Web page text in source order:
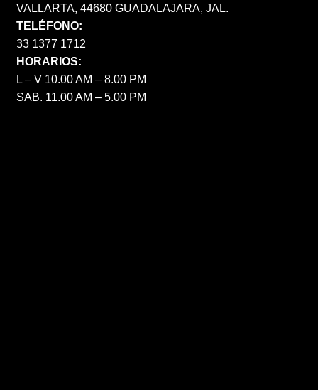
VALLARTA, 44680 GUADALAJARA, JAL.
TELÉFONO:
33 1377 1712
HORARIOS:
L – V 10.00 AM – 8.00 PM
SAB. 11.00 AM – 5.00 PM